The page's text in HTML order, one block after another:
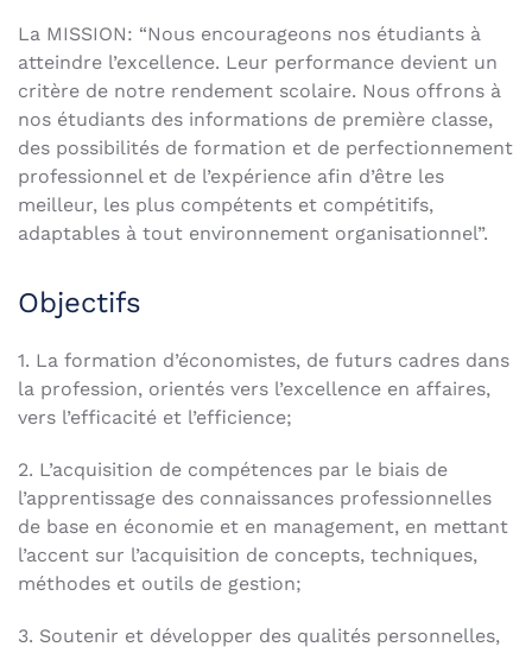
La MISSION: “Nous encourageons nos étudiants à
atteindre l’excellence. Leur performance devient un
critère de notre rendement scolaire. Nous offrons à
nos étudiants des informations de première classe,
des possibilités de formation et de perfectionnement
professionnel et de l’expérience afin d’être les
meilleur, les plus compétents et compétitifs,
adaptables à tout environnement organisationnel”.
Objectifs
1. La formation d’économistes, de futurs cadres dans
la profession, orientés vers l’excellence en affaires,
vers l’efficacité et l’efficience;
2. L’acquisition de compétences par le biais de
l’apprentissage des connaissances professionnelles
de base en économie et en management, en mettant
l’accent sur l’acquisition de concepts, techniques,
méthodes et outils de gestion;
3. Soutenir et développer des qualités personnelles,